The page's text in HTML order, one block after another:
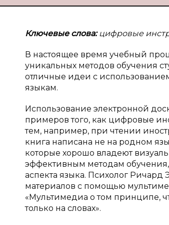
Ключевые слова:цифровые
В настоящее время учебный
уникальных методов обучения
отличные идеи с
языкам.
Использование электронной
примеров того, как цифровые
тем, например, при чтении
книга написана не на родном
которые хорошо владеют
эффективным методам
аспекта языка. Психолог
материалов с помощью
«Мультимедиа о том принципе,
только на словах».